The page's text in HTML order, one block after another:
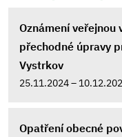
Oznámení veřejnou
přechodné úpravy
Vystrkov
25.11.2024 –
Opatření obecné